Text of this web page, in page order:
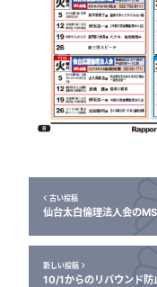
古い投稿
仙台太白倫理法人会の
新しい投稿
10/1からのリバウンド防